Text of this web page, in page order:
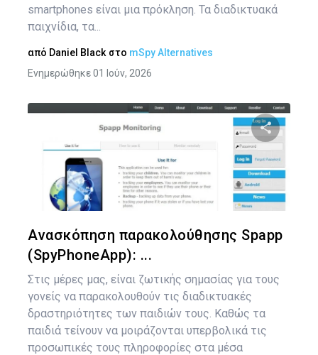
smartphones είναι μια πρόκληση. Τα διαδικτυακά
παιχνίδια, τα...
από Daniel Black στο mSpy Alternatives
Ενημερώθηκε 01 Ιούν, 2026
Ανασκόπηση παρακολούθησης Spapp
(SpyPhoneApp): ...
Στις μέρες μας, είναι ζωτικής σημασίας για τους
γονείς να παρακολουθούν τις διαδικτυακές
δραστηριότητες των παιδιών τους. Καθώς τα
παιδιά τείνουν να μοιράζονται υπερβολικά τις
προσωπικές τους πληροφορίες στα μέσα